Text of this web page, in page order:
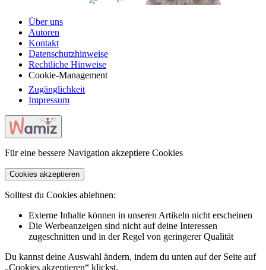
Über uns
Autoren
Kontakt
Datenschutzhinweise
Rechtliche Hinweise
Cookie-Management
Zugänglichkeit
Impressum
Für eine bessere Navigation akzeptiere Cookies
Cookies akzeptieren
Solltest du Cookies ablehnen:
Externe Inhalte können in unseren Artikeln nicht erscheinen
Die Werbeanzeigen sind nicht auf deine Interessen
zugeschnitten und in der Regel von geringerer Qualität
Du kannst deine Auswahl ändern, indem du unten auf der Seite auf
„Cookies akzeptieren“ klickst.